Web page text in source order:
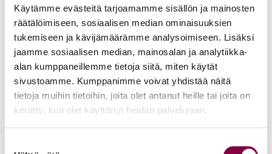
Käytämme evästeitä tarjoamamme sisällön ja mainosten
räätälöimiseen, sosiaalisen median ominaisuuksien
tukemiseen ja kävijämäärämme analysoimiseen. Lisäksi
jaamme sosiaalisen median, mainosalan ja analytiikka-
alan kumppaneillemme tietoja siitä, miten käytät
sivustoamme. Kumppanimme voivat yhdistää näitä
tietoja muihin tietoihin, joita olet antanut heille tai joita on
kerätty, kun olet käyttänyt heidän palvelujaan.
Aiheet: